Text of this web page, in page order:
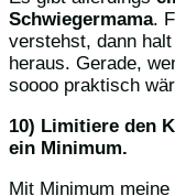
Schwiegermama.
verstehst, dann
heraus. Gerade,
soooo praktisch
10) Limitiere den
ein Minimum.
Mit Minimum